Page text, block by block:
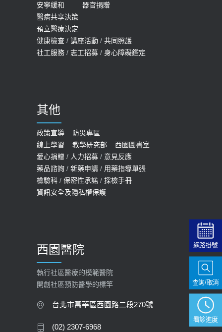
查完全免費 沒做虧大了
2026-05-14
20歲迪士尼男星因癲癇猝逝 老人小
孩最好發、醫師點出8大前兆
2019-07-09
預約
2022-01-07
114年【公費流感及新冠疫苗】門診
預約
2025-09-30
【快速肝癌篩檢MRI】新檢查服務
2026-02-06
大吃大喝、肥胖害到膽囊！膽結石、
膽息肉如何處理？
安寧緩和
器官捐贈
醫病共享決策
預立醫療決定
健康檢查 / 講座活動 / 共同照護
社工服務 / 志工招募 / 身心障礙鑑定
其他
政策宣導
防災專區
線上學習
教學研究部
西園圖書室
愛心捐贈 / 人力招募 / 意見反應
藥品諮詢 / 新藥申請 / 用藥指導單張
檢驗科 / 保密性承諾 / 採檢手冊
資訊安全及隱私權保護
西園醫院
執行社區醫療的模範醫院
開創社區預防醫學的標竿
台北市萬華區西園路二段270號
(02) 2307-6968
網路掛號
看診進度
查詢/取消